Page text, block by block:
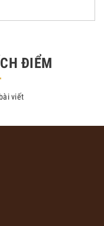
ĐIỂM
viết